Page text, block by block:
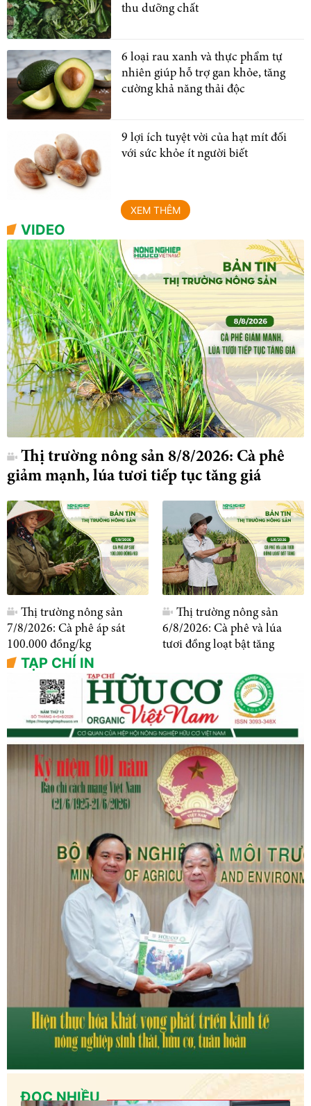
thu dưỡng chất
6 loại rau xanh và thực phẩm tự
nhiên giúp hỗ trợ gan khỏe, tăng
cường khả năng thải độc
9 lợi ích tuyệt vời của hạt mít đối
với sức khỏe ít người biết
XEM THÊM
VIDEO
Thị trường nông sản 8/8/2026: Cà phê
giảm mạnh, lúa tươi tiếp tục tăng giá
Thị trường nông sản
7/8/2026: Cà phê áp sát
100.000 đồng/kg
Thị trường nông sản
6/8/2026: Cà phê và lúa
tươi đồng loạt bật tăng
TẠP CHÍ IN
ĐỌC NHIỀU